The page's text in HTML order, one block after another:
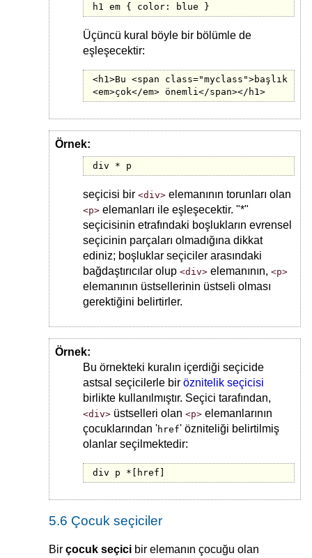
h1 em { color: blue }
Üçüncü kural böyle bir bölümle de
eşleşecektir:
<h1>Bu <span class="myclass">başlık
<em>çok</em> önemli</span></h1>
Örnek:
div * p
seçicisi bir <div> elemanının torunları olan
<p> elemanları ile eşleşecektir. "*"
seçicisinin etrafındaki boşlukların evrensel
seçicinin parçaları olmadığına dikkat
ediniz; boşluklar seçiciler arasındaki
bağdaştırıcılar olup <div> elemanının, <p>
elemanının üstsellerinin üstseli olması
gerektiğini belirtirler.
Örnek:
Bu örnekteki kuralın içerdiği seçicide
astsal seçicilerle bir öznitelik seçicisi
birlikte kullanılmıştır. Seçici tarafından,
<div> üstselleri olan <p> elemanlarının
çocuklarından 'href' özniteliği belirtilmiş
olanlar seçilmektedir:
div p *[href]
5.6 Çocuk seçiciler
Bir çocuk seçici bir elemanın çocuğu olan